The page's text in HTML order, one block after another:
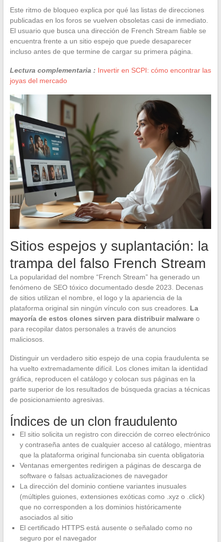
Este ritmo de bloqueo explica por qué las listas de direcciones
publicadas en los foros se vuelven obsoletas casi de inmediato.
El usuario que busca una dirección de French Stream fiable se
encuentra frente a un sitio espejo que puede desaparecer
incluso antes de que termine de cargar su primera página.
Lectura complementaria : Invertir en SCPI: cómo encontrar las
joyas del mercado
Sitios espejos y suplantación: la
trampa del falso French Stream
La popularidad del nombre “French Stream” ha generado un
fenómeno de SEO tóxico documentado desde 2023. Decenas
de sitios utilizan el nombre, el logo y la apariencia de la
plataforma original sin ningún vínculo con sus creadores. La
mayoría de estos clones sirven para distribuir malwareo
para recopilar datos personales a través de anuncios
maliciosos.
Distinguir un verdadero sitio espejo de una copia fraudulenta se
ha vuelto extremadamente difícil. Los clones imitan la identidad
gráfica, reproducen el catálogo y colocan sus páginas en la
parte superior de los resultados de búsqueda gracias a técnicas
de posicionamiento agresivas.
Índices de un clon fraudulento
El sitio solicita un registro con dirección de correo electrónico
y contraseña antes de cualquier acceso al catálogo, mientras
que la plataforma original funcionaba sin cuenta obligatoria
Ventanas emergentes redirigen a páginas de descarga de
software o falsas actualizaciones de navegador
La dirección del dominio contiene variantes inusuales
(múltiples guiones, extensiones exóticas como .xyz o .click)
que no corresponden a los dominios históricamente
asociados al sitio
El certificado HTTPS está ausente o señalado como no
seguro por el navegador